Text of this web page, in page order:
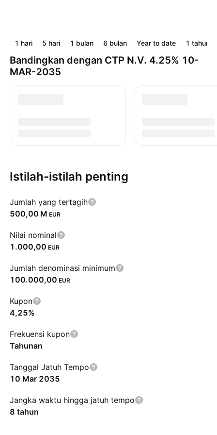
1 hari 5 hari 1 bulan 6 bulan Year to date 1 tahun
Bandingkan dengan CTP N.V. 4.25% 10-
MAR-2035
Istilah-istilah penting
Jumlah yang tertagih
‪500,00 M‬ EUR
Nilai nominal
1.000,00 EUR
Jumlah denominasi minimum
100.000,00 EUR
Kupon
4,25%
Frekuensi kupon
Tahunan
Tanggal Jatuh Tempo
10 Mar 2035
Jangka waktu hingga jatuh tempo
8 tahun